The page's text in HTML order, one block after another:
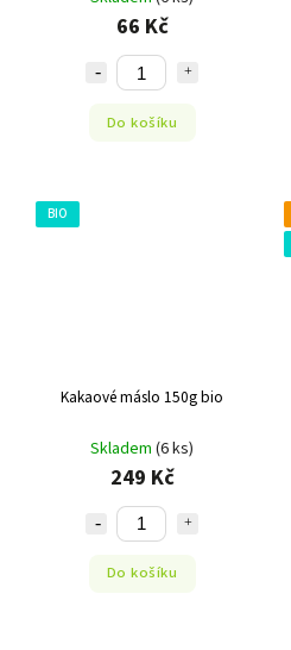
66 Kč
Do košíku
BIO
Kakaové máslo 150g bio
Skladem (6 ks)
249 Kč
Do košíku